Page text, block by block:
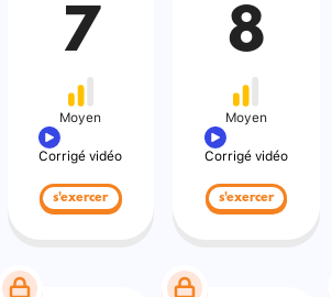
7
Moyen
Corrigé vidéo
s'exercer
8
Moyen
Corrigé vidéo
s'exercer